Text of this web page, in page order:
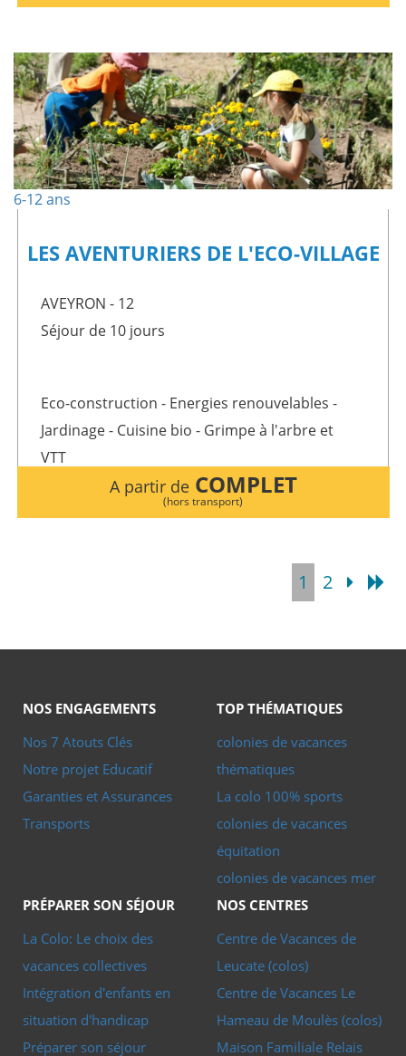
6-12 ans
LES AVENTURIERS DE L'ECO-VILLAGE
AVEYRON - 12
Séjour de 10 jours
Eco-construction - Energies renouvelables -
Jardinage - Cuisine bio - Grimpe à l'arbre et
VTT
A partir de COMPLET
(hors transport)
1 2
NOS ENGAGEMENTS
Nos 7 Atouts Clés
Notre projet Educatif
Garanties et Assurances
Transports
TOP THÉMATIQUES
colonies de vacances
thématiques
La colo 100% sports
colonies de vacances
équitation
colonies de vacances mer
PRÉPARER SON SÉJOUR
La Colo: Le choix des
vacances collectives
Intégration d'enfants en
situation d'handicap
Préparer son séjour
NOS CENTRES
Centre de Vacances de
Leucate (colos)
Centre de Vacances Le
Hameau de Moulès (colos)
Maison Familiale Relais